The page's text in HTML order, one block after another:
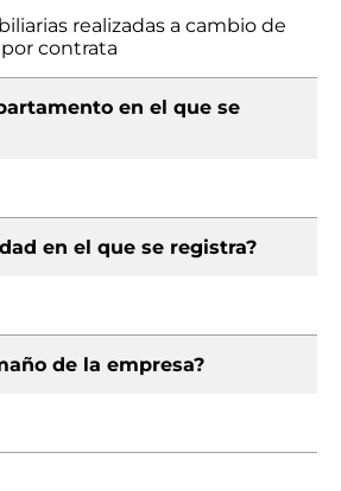
realizadas a cambio de
contrata
en el que se
en el que se registra?
de la empresa?